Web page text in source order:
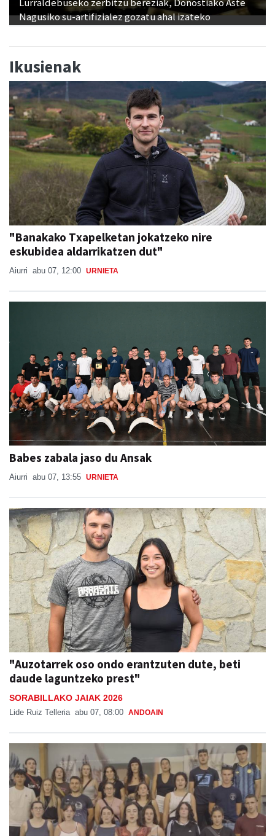
Nagusiko su-artifizialez gozatu ahal izateko
Ikusienak
"Banakako Txapelketan jokatzeko nire
eskubidea aldarrikatzen dut"
Aiurri abu 07, 12:00 URNIETA
Babes zabala jaso du Ansak
Aiurri abu 07, 13:55 URNIETA
"Auzotarrek oso ondo erantzuten dute, beti
daude laguntzeko prest"
SORABILLAKO JAIAK 2026
Lide Ruiz Telleria abu 07, 08:00 ANDOAIN